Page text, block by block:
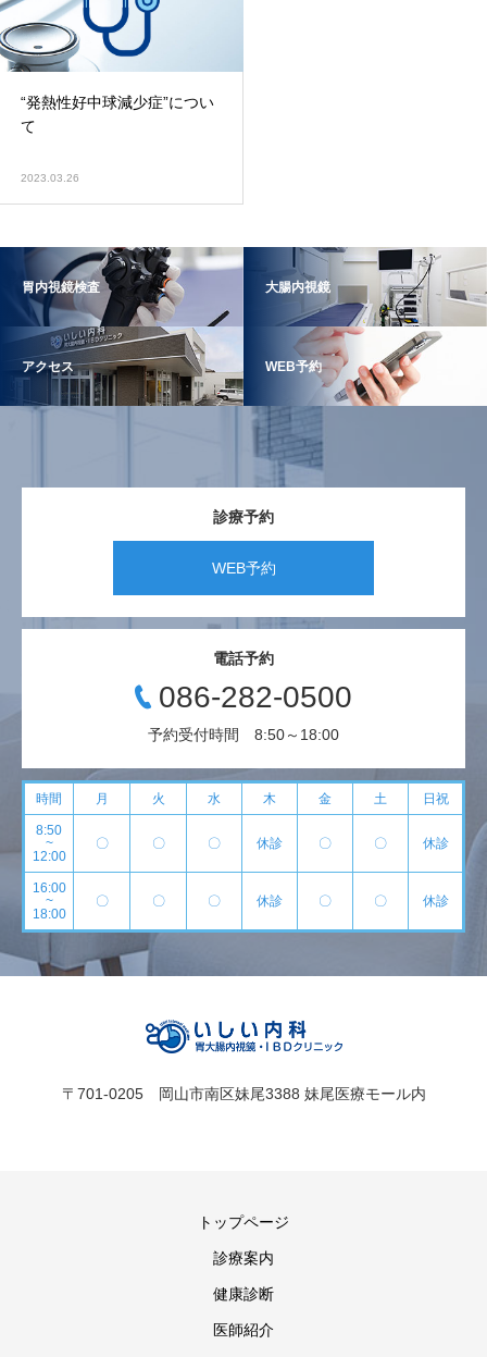
“発熱性好中球減少症”につい
て
2023.03.26
胃内視鏡検査 大腸内視鏡
アクセス WEB予約
診療予約
WEB予約
電話予約
086-282-0500
予約受付時間 8:50～18:00
時間 月 火 水 木 金 土 日祝
8:50
~
12:00
〇 〇 〇 休診 〇 〇 休診
16:00
~
18:00
〇 〇 〇 休診 〇 〇 休診
〒701-0205 岡山市南区妹尾3388 妹尾医療モール内
トップページ
診療案内
健康診断
医師紹介